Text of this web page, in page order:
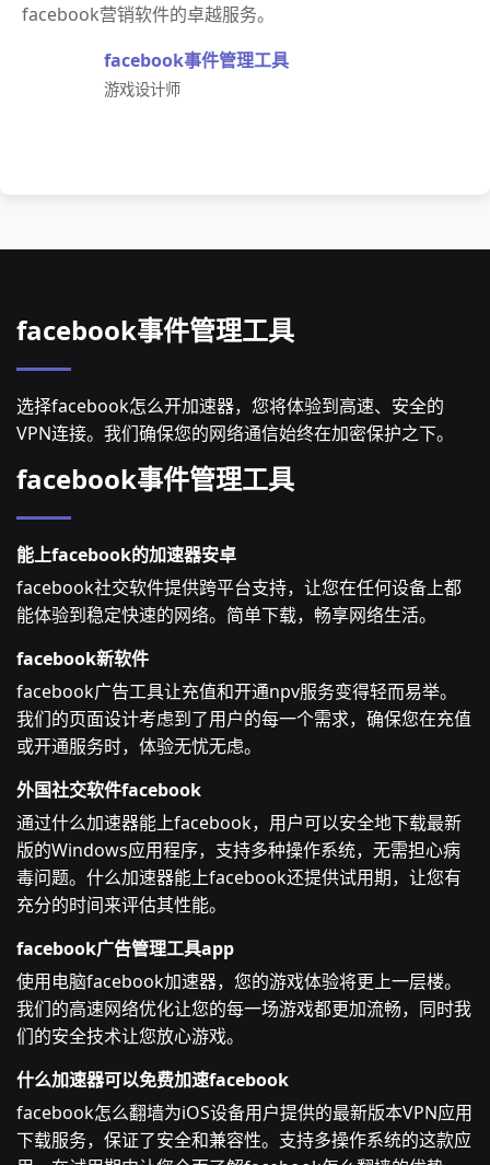
facebook营销软件的卓越服务。
facebook事件管理工具
游戏设计师
facebook事件管理工具
选择facebook怎么开加速器，您将体验到高速、安全的
VPN连接。我们确保您的网络通信始终在加密保护之下。
facebook事件管理工具
能上facebook的加速器安卓
facebook社交软件提供跨平台支持，让您在任何设备上都
能体验到稳定快速的网络。简单下载，畅享网络生活。
facebook新软件
facebook广告工具让充值和开通npv服务变得轻而易举。
我们的页面设计考虑到了用户的每一个需求，确保您在充值
或开通服务时，体验无忧无虑。
外国社交软件facebook
通过什么加速器能上facebook，用户可以安全地下载最新
版的Windows应用程序，支持多种操作系统，无需担心病
毒问题。什么加速器能上facebook还提供试用期，让您有
充分的时间来评估其性能。
facebook广告管理工具app
使用电脑facebook加速器，您的游戏体验将更上一层楼。
我们的高速网络优化让您的每一场游戏都更加流畅，同时我
们的安全技术让您放心游戏。
什么加速器可以免费加速facebook
facebook怎么翻墙为iOS设备用户提供的最新版本VPN应用
下载服务，保证了安全和兼容性。支持多操作系统的这款应